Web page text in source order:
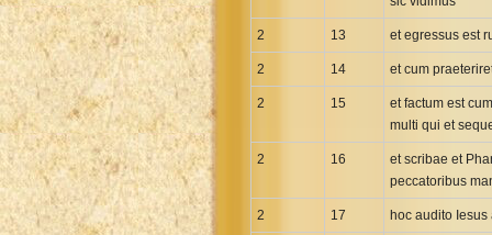
2 13 et egressus est
2 14 et cum
2 15
et factum est
multi qui et
2 16
et scribae et
peccatoribus
2 17 hoc audito